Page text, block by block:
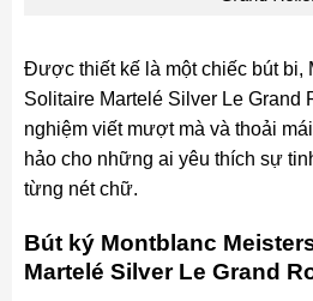
Được thiết kế là một chiếc bút bi,
Solitaire Martelé Silver Le Grand
nghiệm viết mượt mà và thoải
hảo cho những ai yêu thích sự
từng nét chữ.
Bút ký Montblanc
Martelé Silver Le Grand